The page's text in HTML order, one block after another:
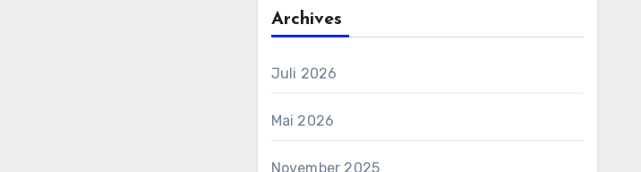
Archives
Juli 2026
Mai 2026
November 2025